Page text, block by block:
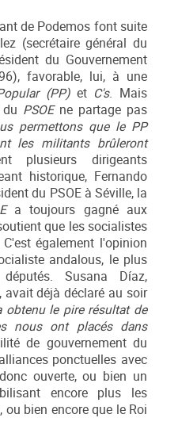
de Podemos font suite
(secrétaire général du
du Gouvernement
favorable, lui, à une
(PP)et C's. Mais
PSOEne partage pas
permettons que le PP
les militants brûleront
plusieurs dirigeants
historique, Fernando
du PSOE à Séville, la
a toujours gagné aux
que les socialistes
également l'opinion
andalous, le plus
Susana Díaz,
avait déjà déclaré au soir
obtenu le pire résultat de
nous ont placés dans
de gouvernement du
ponctuelles avec
ouverte, ou bien un
encore plus les
bien encore que le Roi